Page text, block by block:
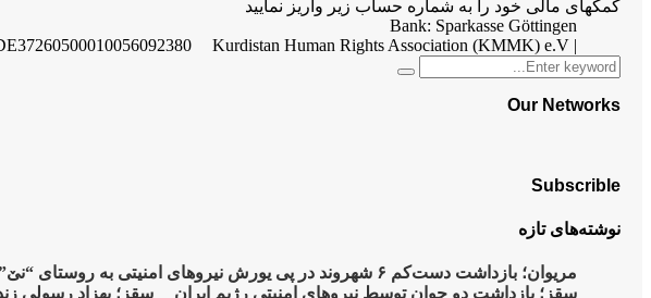
کمکهای مالی خود را به شماره حساب زیر واریز نمایید
Bank: Sparkasse Göttingen
| Kurdistan Human Rights Association (KMMK) e.V
Search
for:
Search
Our Networks
Subscrible
نوشته‌های تازه
مریوان؛ بازداشت دست‌کم ۶ شهروند در پی یورش نیروهای امنیتی به روستای “نێ”
سقز؛ بازداشت دو جوان توسط نیروهای امنیتی رژیم ایران
سقز؛ بهزاد رسولی